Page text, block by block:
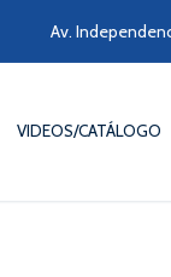
Av.
VIDEOS/CATÁLOGO